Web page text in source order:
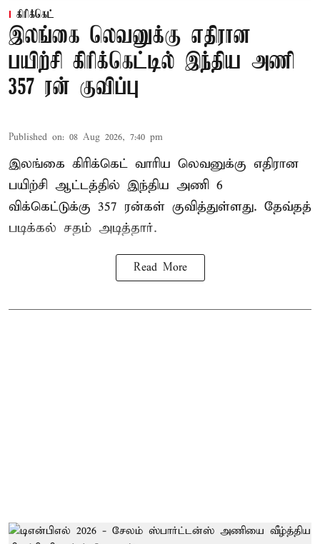
கிரிக்கெட்
இலங்கை லெவனுக்கு எதிரான
பயிற்சி கிரிக்கெட்டில் இந்திய அணி
357 ரன் குவிப்பு
Published on: 08 Aug 2026, 7:40 pm
இலங்கை கிரிக்கெட் வாரிய லெவனுக்கு எதிரான
பயிற்சி ஆட்டத்தில் இந்திய அணி 6
விக்கெட்டுக்கு 357 ரன்கள் குவித்துள்ளது. தேவ்தத்
படிக்கல் சதம் அடித்தார்.
Read More